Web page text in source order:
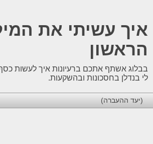
איך עשיתי את
הראשון
בבלוג אשתף אתכם ברעיונות איך לעשות
לי בנדלן בחסכונות ובהשקעות.